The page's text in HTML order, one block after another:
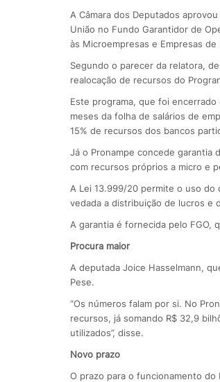
A Câmara dos Deputados
União no Fundo Garantidor de
às Microempresas e Empresas
Segundo o parecer da relatora,
realocação de recursos do
Este programa, que foi
meses da folha de salários de
15% de recursos dos bancos
Já o Pronampe concede garantia
com recursos próprios a micro e
A Lei 13.999/20 permite o uso do
vedada a distribuição de lucros e
A garantia é fornecida pelo FGO,
Procura maior
A deputada Joice Hasselmann,
Pese.
“Os números falam por si. No
recursos, já somando R$ 32,9
utilizados”, disse.
Novo prazo
O prazo para o funcionamento